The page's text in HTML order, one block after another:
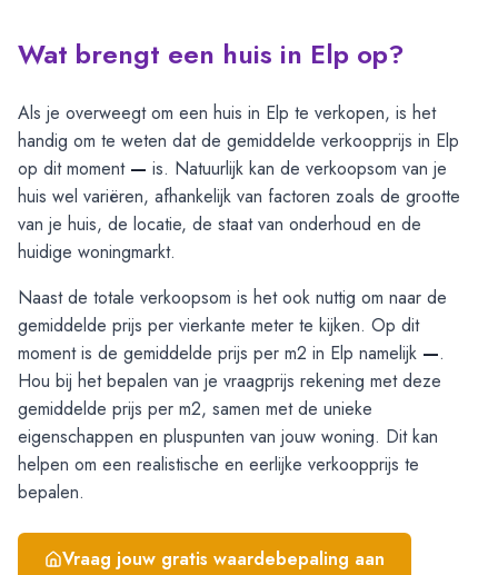
Wat brengt een huis in Elp op?
Als je overweegt om een huis in Elp te verkopen, is het
handig om te weten dat de gemiddelde verkoopprijs in Elp
op dit moment — is. Natuurlijk kan de verkoopsom van je
huis wel variëren, afhankelijk van factoren zoals de grootte
van je huis, de locatie, de staat van onderhoud en de
huidige woningmarkt.
Naast de totale verkoopsom is het ook nuttig om naar de
gemiddelde prijs per vierkante meter te kijken. Op dit
moment is de gemiddelde prijs per m2 in Elp namelijk —.
Hou bij het bepalen van je vraagprijs rekening met deze
gemiddelde prijs per m2, samen met de unieke
eigenschappen en pluspunten van jouw woning. Dit kan
helpen om een realistische en eerlijke verkoopprijs te
bepalen.
Vraag jouw gratis waardebepaling aan